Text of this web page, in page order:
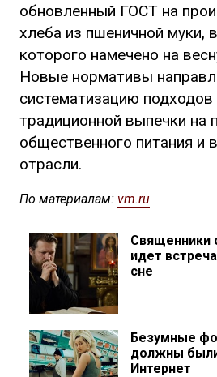
обновленный ГОСТ на
хлеба из пшеничной муки,
которого намечено на
Новые нормативы
систематизацию
традиционной выпечки на
общественного питания и
отрасли.
По материалам: vm.ru
Священники
идет
сне
Безумные
должны
Интернет